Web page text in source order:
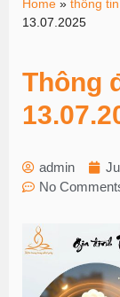
Home » thông
13.07.2025
Thông
admin
No